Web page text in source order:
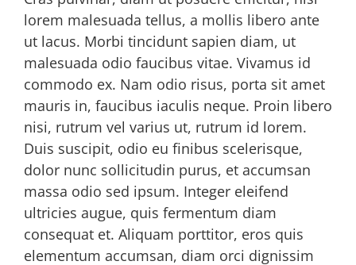
lorem malesuada tellus, a mollis libero ante
ut lacus. Morbi tincidunt sapien diam, ut
malesuada odio faucibus vitae. Vivamus id
commodo ex. Nam odio risus, porta sit amet
mauris in, faucibus iaculis neque. Proin libero
nisi, rutrum vel varius ut, rutrum id lorem.
Duis suscipit, odio eu finibus scelerisque,
dolor nunc sollicitudin purus, et accumsan
massa odio sed ipsum. Integer eleifend
ultricies augue, quis fermentum diam
consequat et. Aliquam porttitor, eros quis
elementum accumsan, diam orci dignissim